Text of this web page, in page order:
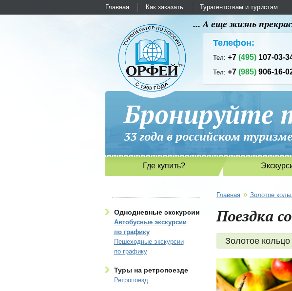
Главная Как заказать Турагентствам и туристам
... А еще жизнь
Телефон:
Тел:+7(495) 107-03-
Тел:+7(985) 906-16-
Бронируйте
33 года в российском
Где купить?
Однодневные экскурсии
Автобусные экскурсии
по графику
Пешеходные экскурсии
по графику
Туры на ретропоезде
Ретропоезд
Главная » Золотое
Поездка
Золотое кольцо